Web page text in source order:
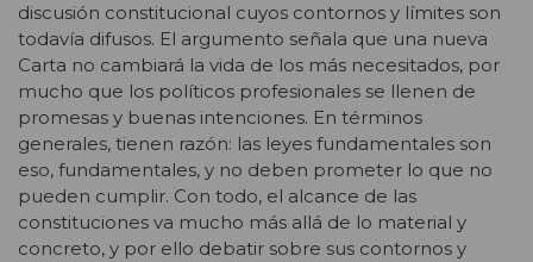
discusión constitucional cuyos contornos y límites son
todavía difusos. El argumento señala que una nueva
Carta no cambiará la vida de los más necesitados, por
mucho que los políticos profesionales se llenen de
promesas y buenas intenciones. En términos
generales, tienen razón: las leyes fundamentales son
eso, fundamentales, y no deben prometer lo que no
pueden cumplir. Con todo, el alcance de las
constituciones va mucho más allá de lo material y
concreto, y por ello debatir sobre sus contornos y